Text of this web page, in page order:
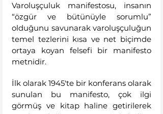
Varoluşçuluk manifestosu, insanın
“özgür ve bütünüyle sorumlu”
olduğunu savunarak varoluşçuluğun
temel tezlerini kısa ve net biçimde
ortaya koyan felsefi bir manifesto
metnidir.
İlk olarak 1945'te bir konferans olarak
sunulan bu manifesto, çok ilgi
görmüş ve kitap haline getirilerek